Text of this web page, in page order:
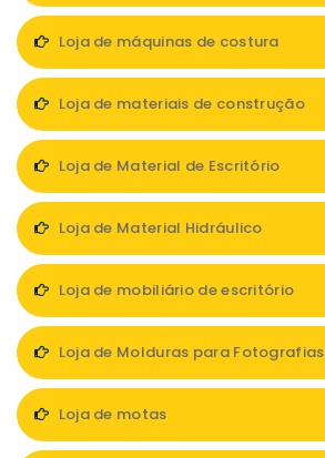
Loja de máquinas de costura
Loja de materiais de construção
Loja de Material de Escritório
Loja de Material Hidráulico
Loja de mobiliário de escritório
Loja de Molduras para Fotografias
Loja de motas